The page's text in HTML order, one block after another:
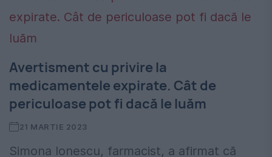
Avertisment cu privire la
medicamentele expirate. Cât de
periculoase pot fi dacă le luăm
21 MARTIE 2023
Simona Ionescu, farmacist, a afirmat că